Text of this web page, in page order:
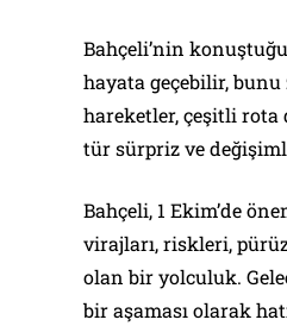
Bahçeli’nin
hayata geçebilir,
hareketler, çeşitli rota
tür sürpriz ve
Bahçeli, 1 Ekim’de
virajları, riskleri,
olan bir yolculuk.
bir aşaması olarak